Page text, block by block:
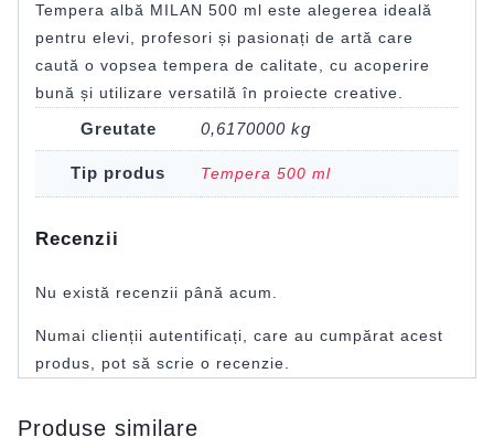
Tempera albă MILAN 500 ml este alegerea ideală
pentru elevi, profesori și pasionați de artă care
caută o vopsea tempera de calitate, cu acoperire
bună și utilizare versatilă în proiecte creative.
Greutate 0,6170000 kg
Tip produs Tempera 500 ml
Recenzii
Nu există recenzii până acum.
Numai clienții autentificați, care au cumpărat acest
produs, pot să scrie o recenzie.
Produse similare